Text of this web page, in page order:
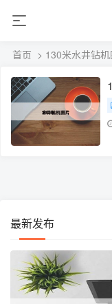
首页 > 130米水井钻机
最新发布